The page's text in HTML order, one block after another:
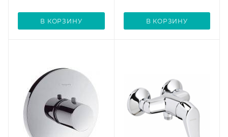
В КОРЗИНУ В КОРЗИНУ